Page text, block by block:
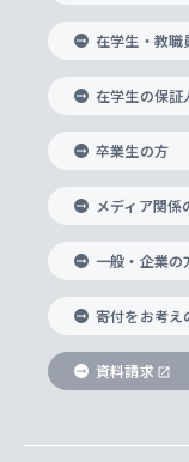
経済学部
外国語学
総合グロ
国際教養
理工学部
Futures
身体知
思考と表
データサ
グローバ
上智大学
海外で学
学びのサポ
大学院
神学研究
実践宗教
総合人間
助産学専攻
生涯学習
国際言語
グローバ
比較文化
ヨーロッ
アジア文
アメリカ
研究支援制
重点領域
研究活動に
ボランテ
学生の相談
心身の健
ハラスメ
障がいの
キャリア形
キャリア
就職（内
企業の採
住まいのサ
科目等履修
研究生・外
交換留学生
ノンディグ
Sophia
学費・奨学金
学部入学
学長・副
上智大学の
上智大学
上智大学
ソフィア
上智大学
グローバル
上智大学
国連
ダイバー
上智大学公
学校法人上
数字で見る
上智大学の
卒業生と
上智大学の
在学生・教職
在学生の保証
卒業生の方
メディア関係
一般・企業の
寄付をお考え
資料請求